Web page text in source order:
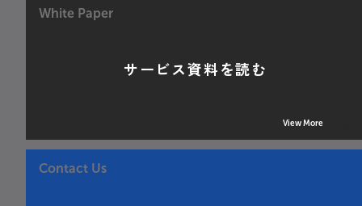
White Paper
サービス資料を読む
View More
Contact Us